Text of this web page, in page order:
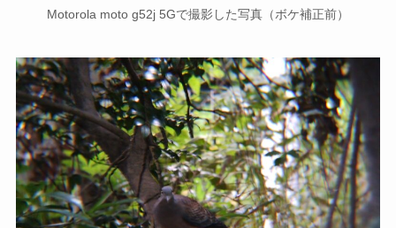
Motorola moto g52j 5Gで撮影した写真（ボケ補正前）